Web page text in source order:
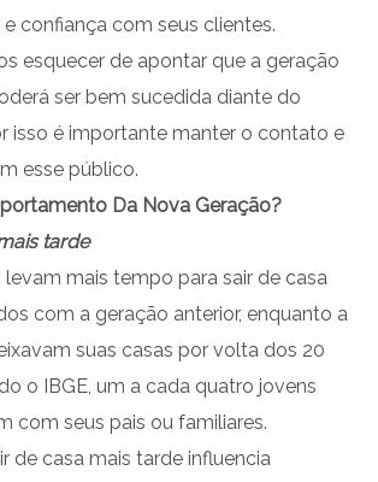
confiança com seus clientes.
esquecer de apontar que a geração
ser bem sucedida diante do
isso é importante manter o contato e
esse público.
Da Nova Geração?
tarde
levam mais tempo para sair de casa
com a geração anterior, enquanto a
suas casas por volta dos 20
o IBGE, um a cada quatro jovens
com seus pais ou familiares.
de casa mais tarde influencia